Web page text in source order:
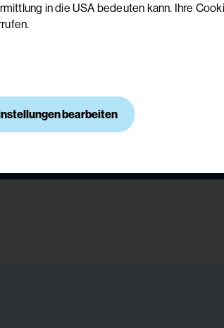
aktuelle Kursbuch
Jetzt ansehen
in die USA bedeuten kann. Ihre
bearbeiten